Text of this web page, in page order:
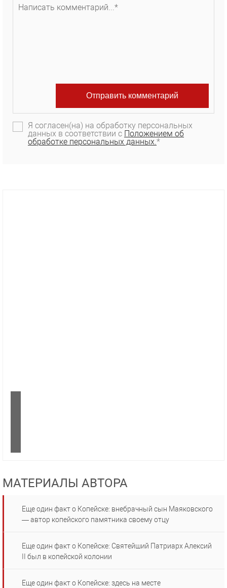
Я согласен(на) на обработку персональных
данных в соответствии с Положением об
обработке персональных данных.*
МАТЕРИАЛЫ АВТОРА
Еще один факт о Копейске: внебрачный сын Маяковского
— автор копейского памятника своему отцу
Еще один факт о Копейске: Святейший Патриарх Алексий
II был в копейской колонии
Еще один факт о Копейске: здесь на месте